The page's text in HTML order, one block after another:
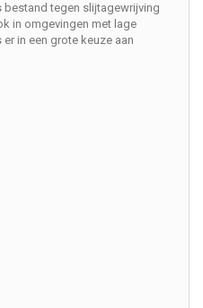
bestand tegen slijtagewrijving
in omgevingen met lage
in een grote keuze aan